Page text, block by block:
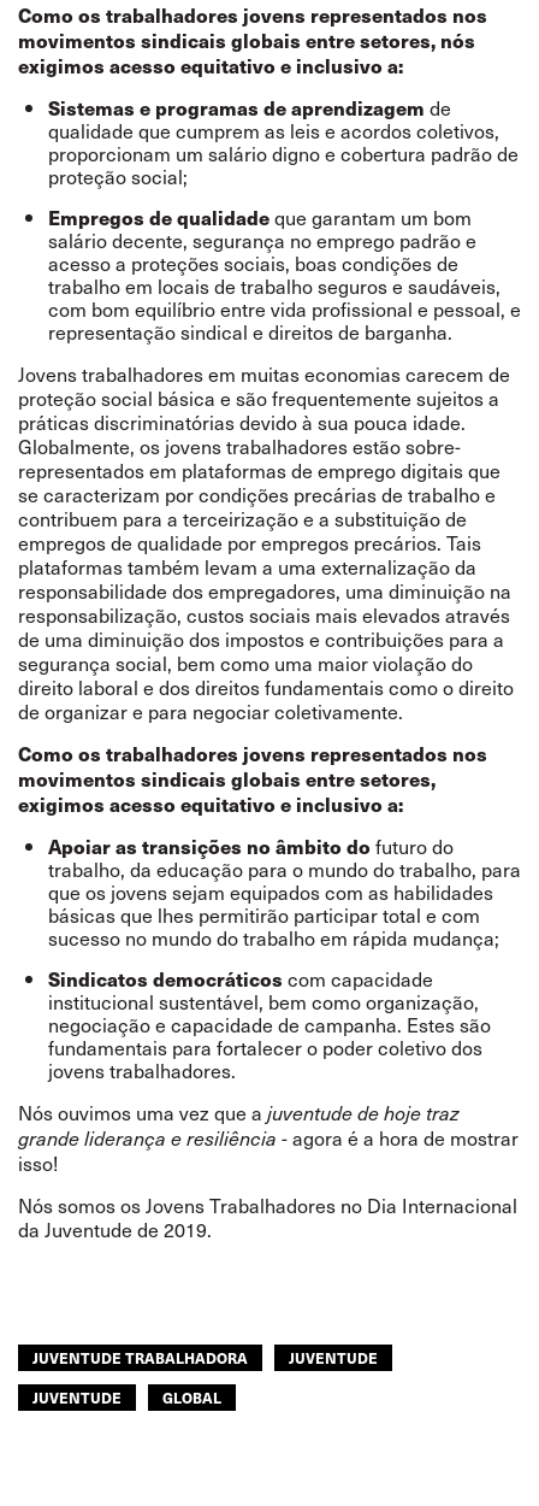
Como os trabalhadores jovens representados nos
movimentos sindicais globais entre setores, nós
exigimos acesso equitativo e inclusivo a:
Sistemas e programas de aprendizagem de
qualidade que cumprem as leis e acordos coletivos,
proporcionam um salário digno e cobertura padrão de
proteção social;
Empregos de qualidadeque garantam um bom
salário decente, segurança no emprego padrão e
acesso a proteções sociais, boas condições de
trabalho em locais de trabalho seguros e saudáveis,
com bom equilíbrio entre vida profissional e pessoal, e
representação sindical e direitos de barganha.
Jovens trabalhadores em muitas economias carecem de
proteção social básica e são frequentemente sujeitos a
práticas discriminatórias devido à sua pouca idade.
Globalmente, os jovens trabalhadores estão sobre-
representados em plataformas de emprego digitais que
se caracterizam por condições precárias de trabalho e
contribuem para a terceirização e a substituição de
empregos de qualidade por empregos precários. Tais
plataformas também levam a uma externalização da
responsabilidade dos empregadores, uma diminuição na
responsabilização, custos sociais mais elevados através
de uma diminuição dos impostos e contribuições para a
segurança social, bem como uma maior violação do
direito laboral e dos direitos fundamentais como o direito
de organizar e para negociar coletivamente.
Como os trabalhadores jovens representados nos
movimentos sindicais globais entre setores,
exigimos acesso equitativo e inclusivo a:
Apoiar as transições no âmbito do futuro do
trabalho, da educação para o mundo do trabalho, para
que os jovens sejam equipados com as habilidades
básicas que lhes permitirão participar total e com
sucesso no mundo do trabalho em rápida mudança;
Sindicatos democráticos com capacidade
institucional sustentável, bem como organização,
negociação e capacidade de campanha. Estes são
fundamentais para fortalecer o poder coletivo dos
jovens trabalhadores.
Nós ouvimos uma vez que a juventude de hoje traz
grande liderança e resiliência - agora é a hora de mostrar
isso!
Nós somos os Jovens Trabalhadores no Dia Internacional
da Juventude de 2019.
JUVENTUDE TRABALHADORA
JUVENTUDE
JUVENTUDE
GLOBAL